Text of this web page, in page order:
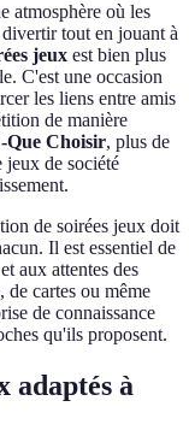
atmosphère où les
divertir tout en jouant à
jeux est bien plus
C'est une occasion
les liens entre amis
de manière
Que Choisir, plus de
jeux de société
de soirées jeux doit
Il est essentiel de
aux attentes des
de cartes ou même
de connaissance
qu'ils proposent.
adaptés à